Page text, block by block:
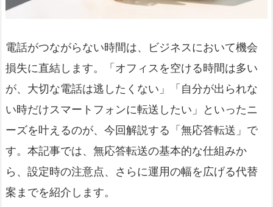
電話がつながらない時間は、ビジネスにおいて機会
損失に直結します。「オフィスを空ける時間は多い
が、大切な電話は逃したくない」「自分が出られな
い時だけスマートフォンに転送したい」といったニ
ーズを叶えるのが、今回解説する「無応答転送」で
す。本記事では、無応答転送の基本的な仕組みか
ら、設定時の注意点、さらに運用の幅を広げる代替
案までを紹介します。